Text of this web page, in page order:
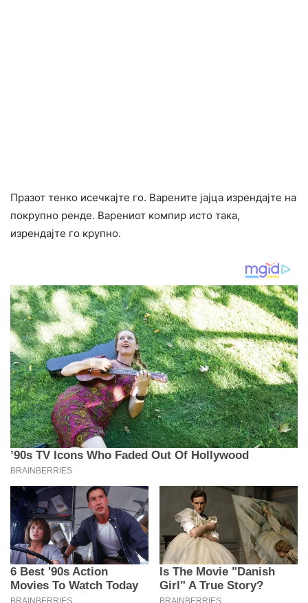
Празот тенко исечкајте го. Варените јајца изрендајте на
покрупно ренде. Варениот компир исто така,
изрендајте го крупно.